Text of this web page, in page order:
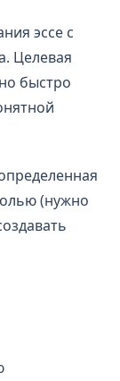
эссе с
Целевая
быстро
(нужно